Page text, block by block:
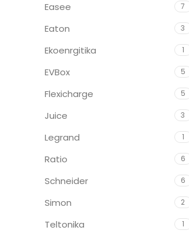
Easee 7
Eaton 3
Ekoenrgitika 1
EVBox 5
Flexicharge 5
Juice 3
Legrand 1
Ratio 6
Schneider 6
Simon 2
Teltonika 1